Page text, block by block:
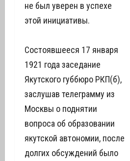
не был уверен в успехе
этой инициативы.
Состоявшееся 17 января
1921 года заседание
Якутского губбюро РКП(б),
заслушав телеграмму из
Москвы о поднятии
вопроса об образовании
якутской автономии, после
долгих обсуждений было